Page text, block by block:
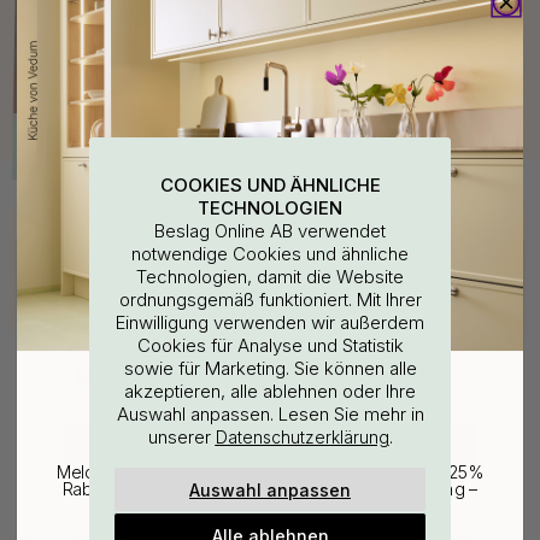
Kaufen Sie zusammen mit
Schraubestift M4x50mm 1st
COOKIES UND ÄHNLICHE
TECHNOLOGIEN
Beslag Online AB verwendet
notwendige Cookies und ähnliche
Technologien, damit die Website
ordnungsgemäß funktioniert. Mit Ihrer
Einwilligung verwenden wir außerdem
Cookies für Analyse und Statistik
sowie für Marketing. Sie können alle
akzeptieren, alle ablehnen oder Ihre
Auswahl anpassen. Lesen Sie mehr in
unserer Datenschutzerklärung.
Auswahl anpassen
Alle ablehnen
WOULD YOU RATHER VISIT?
EU
CHANGE COUNTRY
25% Rabatt auf deinen
günstigsten Artikel
Melde dich für unseren Newsletter an und erhalte 25%
Rabatt auf den günstigsten Artikel deiner Bestellung –
plus Inspiration und exklusive Angebote.